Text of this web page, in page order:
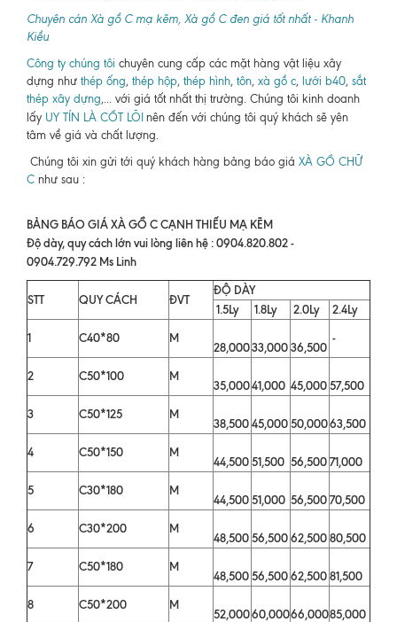
Chuyên cán Xà gồ C mạ kẽm, Xà gồ C đen giá tốt nhất - Khanh
Kiều
Công ty chúng tôi chuyên cung cấp các mặt hàng vật liệu xây
dựng như thép ống, thép hộp, thép hình, tôn, xà gồ c, lưới b40, sắt
thép xây dựng,... với giá tốt nhất thị trường. Chúng tôi kinh doanh
lấy UY TÍN LÀ CỐT LÕI nên đến với chúng tôi quý khách sẽ yên
tâm về giá và chất lượng.
Chúng tôi xin gửi tới quý khách hàng bảng báo giá XÀ GỒ CHỮ
C như sau :
BẢNG BÁO GIÁ XÀ GỒ C CẠNH THIẾU MẠ KẼM
Độ dày, quy cách lớn vui lòng liên hệ : 0904.820.802 -
0904.729.792 Ms Linh
STT QUY CÁCH ĐVT
ĐỘ DÀY
1.5Ly
1.8Ly 2.0Ly
2.4Ly
1
C40*80 M
28,00033,00036,500
-
2 C50*100 M
35,00041,000 45,00057,500
3
C50*125 M
38,50045,00050,00063,500
4
C50*150 M
44,50051,500 56,50071,000
5
C30*180 M
44,50051,000 56,50070,500
6
C30*200 M
48,50056,50062,50080,500
7
C50*180 M
48,50056,50062,50081,500
8
C50*200 M
52,00060,00066,00085,000